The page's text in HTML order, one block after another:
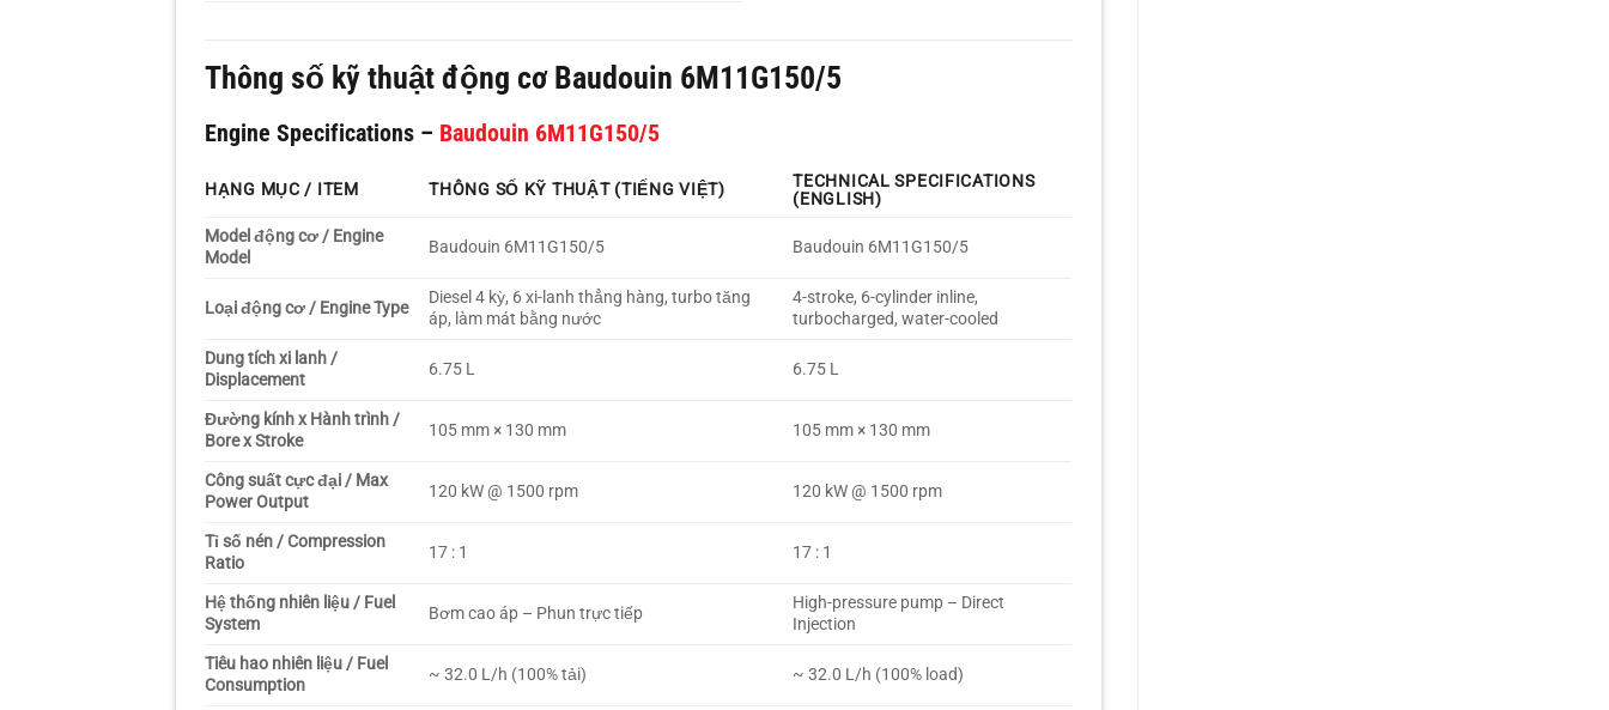
Thông số kỹ thuật động cơ Baudouin 6M11G150/5
Engine Specifications – Baudouin 6M11G150/5
HẠNG MỤC / ITEM THÔNG SỐ KỸ THUẬT (TIẾNG VIỆT)
TECHNICAL SPECIFICATIONS
(ENGLISH)
Model động cơ / Engine
Model
Baudouin 6M11G150/5 Baudouin 6M11G150/5
Loại động cơ / Engine Type
Diesel 4 kỳ, 6 xi-lanh thẳng hàng, turbo tăng
áp, làm mát bằng nước
4-stroke, 6-cylinder inline,
turbocharged, water-cooled
Dung tích xi lanh /
Displacement
6.75 L 6.75 L
Đường kính x Hành trình /
Bore x Stroke
105 mm × 130 mm 105 mm × 130 mm
Công suất cực đại / Max
Power Output
120 kW @ 1500 rpm 120 kW @ 1500 rpm
Tỉ số nén / Compression
Ratio
17 : 1 17 : 1
Hệ thống nhiên liệu / Fuel
System
Bơm cao áp – Phun trực tiếp
High-pressure pump – Direct
Injection
Tiêu hao nhiên liệu / Fuel
Consumption
~ 32.0 L/h (100% tải) ~ 32.0 L/h (100% load)